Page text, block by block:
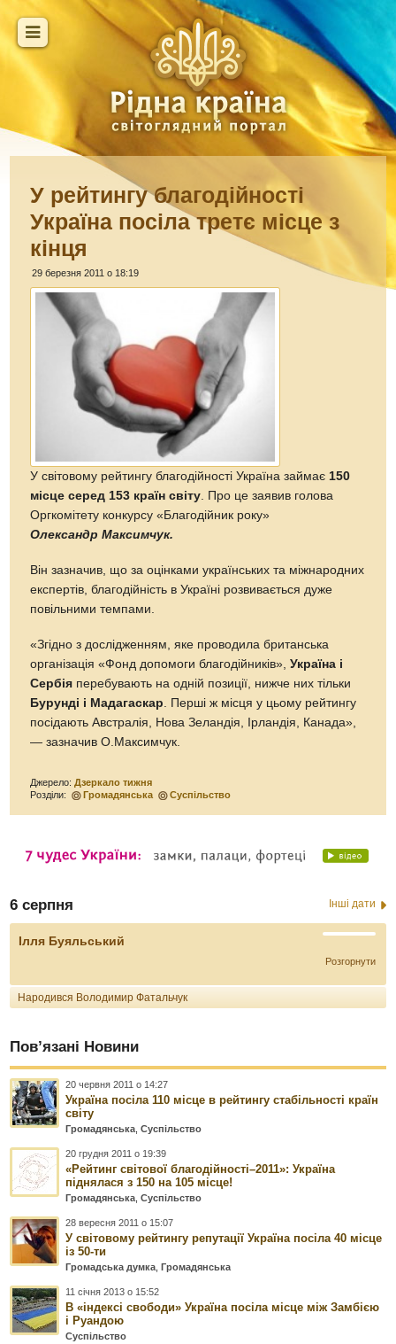
У рейтингу благодійності
Україна посіла третє місце з
кінця
29 березня 2011 о 18:19
У світовому рейтингу благодійності Україна займає 150
місце серед 153 країн світу . Про це заявив голова
Оргкомітету конкурсу «Благодійник року»
Олександр Максимчук.
Він зазначив, що за оцінками українських та міжнародних
експертів, благодійність в Україні розвивається дуже
повільними темпами.
«Згідно з дослідженням, яке проводила британська
організація «Фонд допомоги благодійників»,Україна і
Сербія перебувають на одній позиції, нижче них тільки
Бурунді і Мадагаскар . Перші ж місця у цьому рейтингу
посідають Австралія, Нова Зеландія, Ірландія, Канада»,
— зазначив О.Максимчук.
Джерело:Дзеркало тижня
Розділи:
Громадянська Суспільство
6 серпня Інші дати
Ілля Буяльський
Розгорнути
Народився Володимир Фатальчук
Пов’язані Новини
20 червня 2011 о 14:27
Україна посіла 110 місце в рейтингу стабільності країн
світу
Громадянська ,Суспільство
20 грудня 2011 о 19:39
«Рейтинг світової благодійності–2011»: Україна
піднялася з 150 на 105 місце!
Громадянська ,Суспільство
28 вересня 2011 о 15:07
У світовому рейтингу репутації Україна посіла 40 місце
із 50-ти
Громадська думка ,Громадянська
11 січня 2013 о 15:52
В «індексі свободи» Україна посіла місце між Замбією
і Руандою
Суспільство